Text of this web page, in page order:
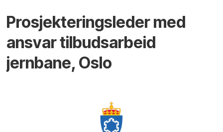
Prosjekteringsleder med
ansvar tilbudsarbeid
jernbane, Oslo